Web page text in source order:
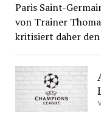
Paris Saint-
von Trainer
kritisiert daher den